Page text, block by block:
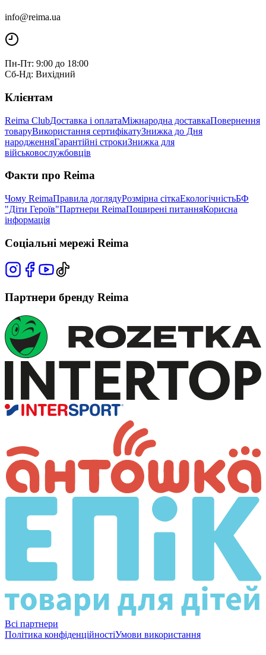
info@reima.ua
Пн-Пт: 9:00 до 18:00
Сб-Нд: Вихідний
Клієнтам
Reima ClubДоставка і оплатаМіжнародна доставкаПовернення
товаруВикористання сертифікатуЗнижка до Дня
народженняГарантійні строкиЗнижка для
військовослужбовців
Факти про Reima
Чому ReimaПравила доглядуРозмірна сіткаЕкологічністьБФ
"Діти Героїв"Партнери ReimaПоширені питанняКорисна
інформація
Соціальні мережі Reima
Партнери бренду Reima
Всі партнери
Політика конфіденційностіУмови використання